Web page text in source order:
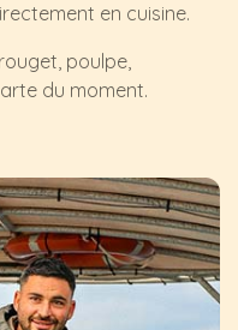
en cuisine.
poulpe,
du moment.